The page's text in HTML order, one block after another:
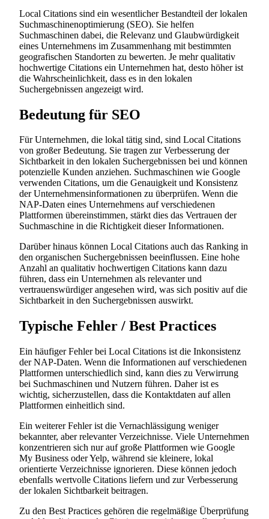
Local Citations sind ein wesentlicher Bestandteil der lokalen
Suchmaschinenoptimierung (SEO). Sie helfen
Suchmaschinen dabei, die Relevanz und Glaubwürdigkeit
eines Unternehmens im Zusammenhang mit bestimmten
geografischen Standorten zu bewerten. Je mehr qualitativ
hochwertige Citations ein Unternehmen hat, desto höher ist
die Wahrscheinlichkeit, dass es in den lokalen
Suchergebnissen angezeigt wird.
Bedeutung für SEO
Für Unternehmen, die lokal tätig sind, sind Local Citations
von großer Bedeutung. Sie tragen zur Verbesserung der
Sichtbarkeit in den lokalen Suchergebnissen bei und können
potenzielle Kunden anziehen. Suchmaschinen wie Google
verwenden Citations, um die Genauigkeit und Konsistenz
der Unternehmensinformationen zu überprüfen. Wenn die
NAP-Daten eines Unternehmens auf verschiedenen
Plattformen übereinstimmen, stärkt dies das Vertrauen der
Suchmaschine in die Richtigkeit dieser Informationen.
Darüber hinaus können Local Citations auch das Ranking in
den organischen Suchergebnissen beeinflussen. Eine hohe
Anzahl an qualitativ hochwertigen Citations kann dazu
führen, dass ein Unternehmen als relevanter und
vertrauenswürdiger angesehen wird, was sich positiv auf die
Sichtbarkeit in den Suchergebnissen auswirkt.
Typische Fehler / Best Practices
Ein häufiger Fehler bei Local Citations ist die Inkonsistenz
der NAP-Daten. Wenn die Informationen auf verschiedenen
Plattformen unterschiedlich sind, kann dies zu Verwirrung
bei Suchmaschinen und Nutzern führen. Daher ist es
wichtig, sicherzustellen, dass die Kontaktdaten auf allen
Plattformen einheitlich sind.
Ein weiterer Fehler ist die Vernachlässigung weniger
bekannter, aber relevanter Verzeichnisse. Viele Unternehmen
konzentrieren sich nur auf große Plattformen wie Google
My Business oder Yelp, während sie kleinere, lokal
orientierte Verzeichnisse ignorieren. Diese können jedoch
ebenfalls wertvolle Citations liefern und zur Verbesserung
der lokalen Sichtbarkeit beitragen.
Zu den Best Practices gehören die regelmäßige Überprüfung